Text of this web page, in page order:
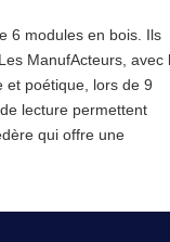
6 modules en bois. Ils
ManufActeurs, avec
et poétique, lors de 9
lecture permettent
qui offre une